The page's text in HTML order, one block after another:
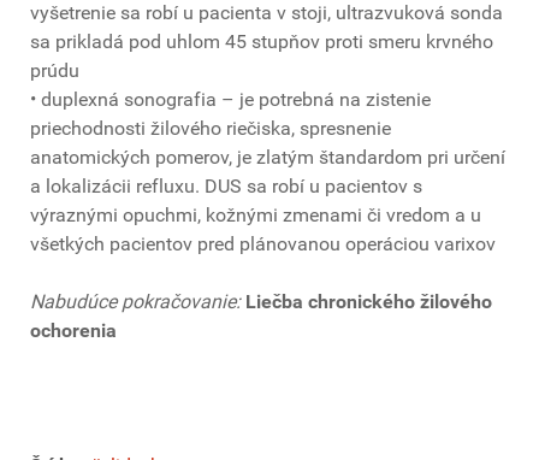
vyšetrenie sa robí u pacienta v stoji, ultrazvuková sonda
sa prikladá pod uhlom 45 stupňov proti smeru krvného
prúdu
• duplexná sonografia – je potrebná na zistenie
priechodnosti žilového riečiska, spresnenie
anatomických pomerov, je zlatým štandardom pri určení
a lokalizácii refluxu. DUS sa robí u pacientov s
výraznými opuchmi, kožnými zmenami či vredom a u
všetkých pacientov pred plánovanou operáciou varixov
Nabudúce pokračovanie: Liečba chronického žilového
ochorenia